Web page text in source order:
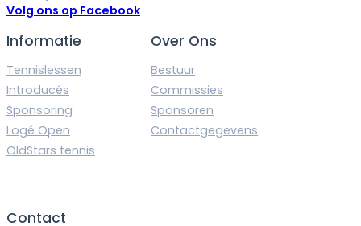
Volg ons op Facebook
Informatie
Tennislessen
Introducés
Sponsoring
Logé Open
OldStars tennis
Over Ons
Bestuur
Commissies
Sponsoren
Contactgegevens
Contact